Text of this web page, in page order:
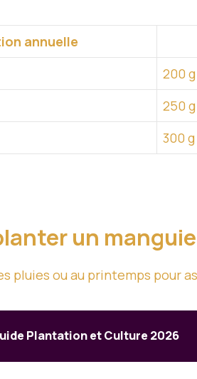
annuelle
200 g
250 g
300 g
un
pluies ou au printemps pour
Plantation et Culture 2026